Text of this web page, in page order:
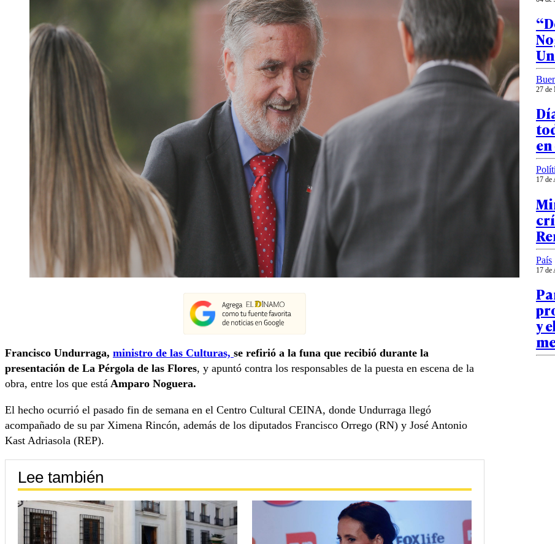
Francisco Undurraga, ministro de las Culturas, se refirió a la funa que recibió durante la
presentación de La Pérgola de las Flores, y apuntó contra los responsables de la puesta en escena de la
obra, entre los que está Amparo Noguera.
El hecho ocurrió el pasado fin de semana en el Centro Cultural CEINA, donde Undurraga llegó
acompañado de su par Ximena Rincón, además de los diputados Francisco Orrego (RN) y José Antonio
Kast Adriasola (REP).
Lee también
27 de
17 de
País
17 de
y